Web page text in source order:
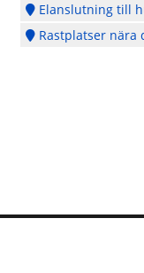
Elanslutning till
Rastplatser nära